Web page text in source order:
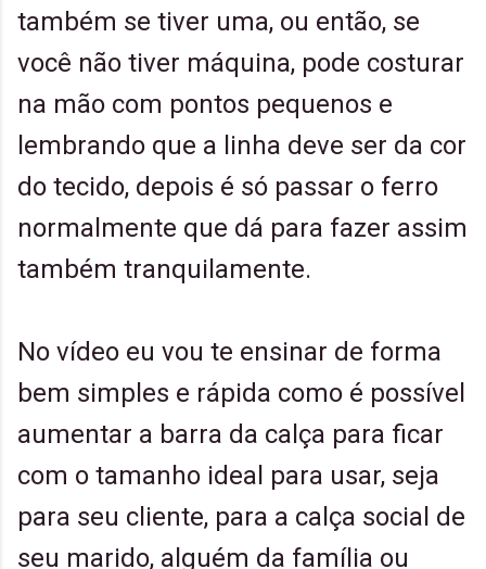
também se tiver uma, ou então, se
você não tiver máquina, pode costurar
na mão com pontos pequenos e
lembrando que a linha deve ser da cor
do tecido, depois é só passar o ferro
normalmente que dá para fazer assim
também tranquilamente.
No vídeo eu vou te ensinar de forma
bem simples e rápida como é possível
aumentar a barra da calça para ficar
com o tamanho ideal para usar, seja
para seu cliente, para a calça social de
seu marido, alguém da família ou